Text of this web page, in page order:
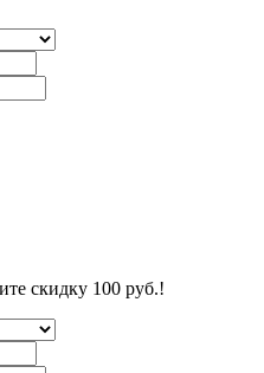
скидку 100 руб.!